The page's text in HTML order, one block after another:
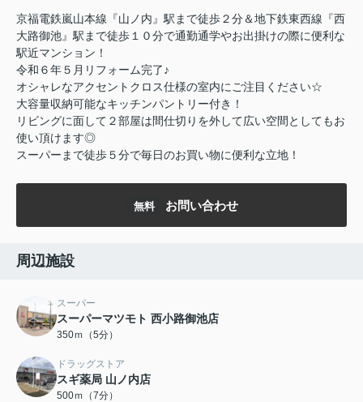
京福電鉄嵐山本線『山ノ内』駅まで徒歩２分＆地下鉄東西線『西
大路御池』駅まで徒歩１０分で通勤通学やお出掛けの際に便利な
駅近マンション！
令和６年５月リフォーム完了♪
オシャレなアクセントクロス仕様の室内にご注目ください☆
大容量収納可能なキッチンパントリー付き！
リビングに面して２部屋は間仕切りを外して広い空間としてもお
使い頂けます◎
スーパーまで徒歩５分で毎日のお買い物に便利な立地！
無料 お問い合わせ
周辺施設
スーパー
スーパーマツモト 西小路御池店
350ｍ（5分）
ドラッグストア
スギ薬局 山ノ内店
500ｍ（7分）